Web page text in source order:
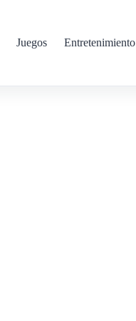
Juegos Entretenimiento